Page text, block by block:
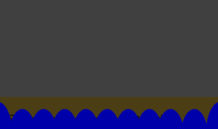
Suivez toutes les actualités du